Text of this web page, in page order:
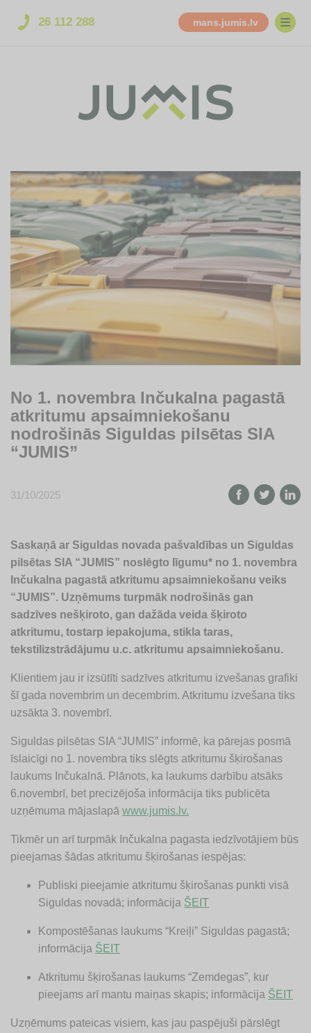
26 112 288 mans.jumis.lv
No 1. novembra Inčukalna pagastā
atkritumu apsaimniekošanu
nodrošinās Siguldas pilsētas SIA
“JUMIS”
31/10/2025
Saskaņā ar Siguldas novada pašvaldības un Siguldas
pilsētas SIA “JUMIS” noslēgto līgumu* no 1. novembra
Inčukalna pagastā atkritumu apsaimniekošanu veiks
“JUMIS”. Uzņēmums turpmāk nodrošinās gan
sadzīves nešķiroto, gan dažāda veida šķiroto
atkritumu, tostarp iepakojuma, stikla taras,
tekstilizstrādājumu u.c. atkritumu apsaimniekošanu.
Klientiem jau ir izsūtīti sadzīves atkritumu izvešanas grafiki
šī gada novembrim un decembrim. Atkritumu izvešana tiks
uzsākta 3. novembrī.
Siguldas pilsētas SIA “JUMIS” informē, ka pārejas posmā
īslaicīgi no 1. novembra tiks slēgts atkritumu šķirošanas
laukums Inčukalnā. Plānots, ka laukums darbību atsāks
6.novembrī, bet precizējoša informācija tiks publicēta
uzņēmuma mājaslapā www.jumis.lv.
Tikmēr un arī turpmāk Inčukalna pagasta iedzīvotājiem būs
pieejamas šādas atkritumu šķirošanas iespējas:
Publiski pieejamie atkritumu šķirošanas punkti visā
Siguldas novadā; informācija ŠEIT
Kompostēšanas laukums “Kreiļi” Siguldas pagastā;
informācija ŠEIT
Atkritumu šķirošanas laukums “Zemdegas”, kur
pieejams arī mantu maiņas skapis; informācija ŠEIT
Uzņēmums pateicas visiem, kas jau paspējuši pārslēgt